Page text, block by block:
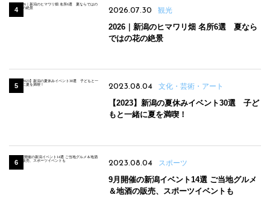
2026.07.30 観光
2026｜新潟のヒマワリ畑 名所6選 夏なら
ではの花の絶景
2023.08.04 文化・芸術・アート
【2023】新潟の夏休みイベント30選 子ど
もと一緒に夏を満喫！
2023.08.04 スポーツ
9月開催の新潟イベント14選 ご当地グルメ
＆地酒の販売、スポーツイベントも